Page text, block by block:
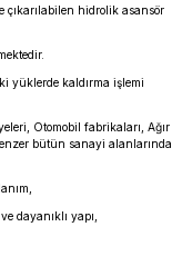
çıkarılabilen hidrolik asansör
yüklerde kaldırma işlemi
Otomobil fabrikaları, Ağır
bütün sanayi alanlarında
dayanıklı yapı,